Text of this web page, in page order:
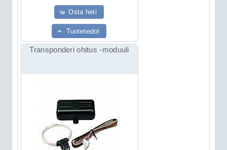
Osta heti
Tuotetiedot
Transponderi ohitus -moduuli